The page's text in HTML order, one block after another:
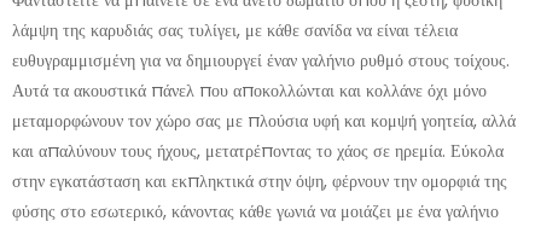
λάμψη της καρυδιάς σας τυλίγει, με κάθε σανίδα να είναι τέλεια
ευθυγραμμισμένη για να δημιουργεί έναν γαλήνιο ρυθμό στους τοίχους.
Αυτά τα ακουστικά πάνελ που αποκολλώνται και κολλάνε όχι μόνο
μεταμορφώνουν τον χώρο σας με πλούσια υφή και κομψή γοητεία, αλλά
και απαλύνουν τους ήχους, μετατρέποντας το χάος σε ηρεμία. Εύκολα
στην εγκατάσταση και εκπληκτικά στην όψη, φέρνουν την ομορφιά της
φύσης στο εσωτερικό, κάνοντας κάθε γωνιά να μοιάζει με ένα γαλήνιο